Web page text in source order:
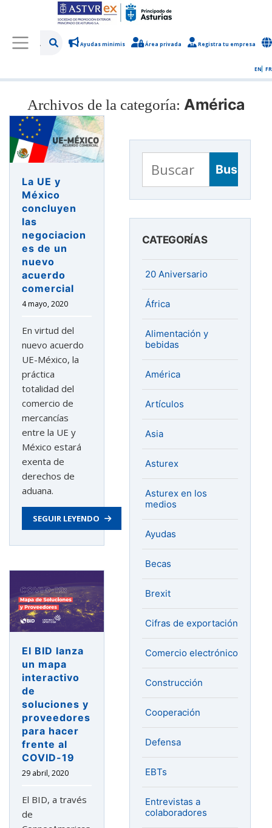
Ayudas minimis Área privada Registra tu empresa
EN FR
Archivos de la categoría:América
La UE y
México
concluyen
las
negociacion
es de un
nuevo
acuerdo
comercial
4 mayo, 2020
En virtud del
nuevo acuerdo
UE-México, la
práctica
totalidad del
comercio de
mercancías
entre la UE y
México estará
exenta de
derechos de
aduana.
SEGUIR LEYENDO
El BID lanza
un mapa
interactivo
de
soluciones y
proveedores
para hacer
frente al
COVID-19
29 abril, 2020
El BID, a través
de
Buscar:
CATEGORÍAS
20 Aniversario
África
Alimentación y
bebidas
América
Artículos
Asia
Asturex
Asturex en los
medios
Ayudas
Becas
Brexit
Cifras de exportación
Comercio electrónico
Construcción
Cooperación
Defensa
EBTs
Entrevistas a
colaboradores